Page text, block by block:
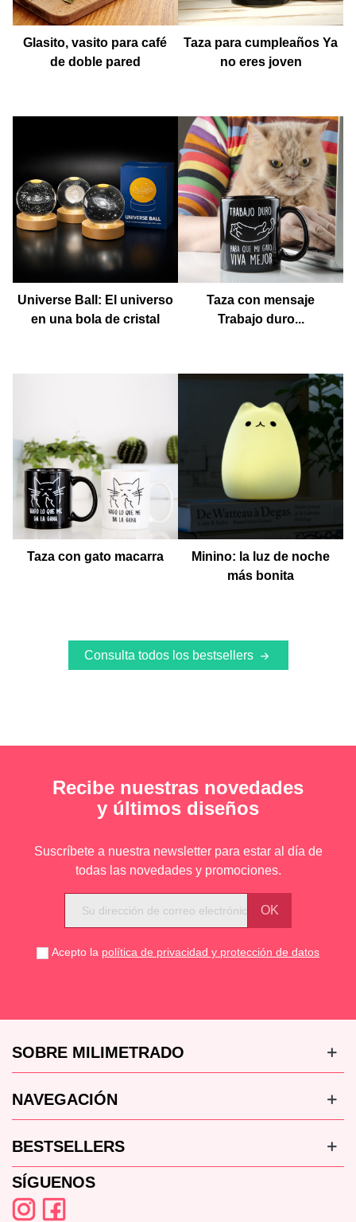
Glasito, vasito para café
de doble pared
Taza para cumpleaños Ya
no eres joven
Universe Ball: El universo
en una bola de cristal
Taza con mensaje
Trabajo duro...
Taza con gato macarra
Minino: la luz de noche
más bonita
Consulta todos los bestsellers
Recibe nuestras novedades
y últimos diseños
Suscríbete a nuestra newsletter para estar al día de
todas las novedades y promociones.
Acepto la política de privacidad y protección de datos
SOBRE MILIMETRADO
NAVEGACIÓN
BESTSELLERS
SÍGUENOS